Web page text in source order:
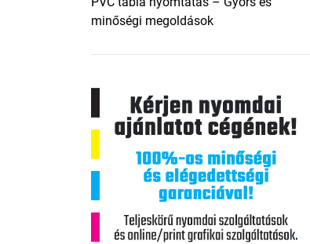
minőségi megoldások